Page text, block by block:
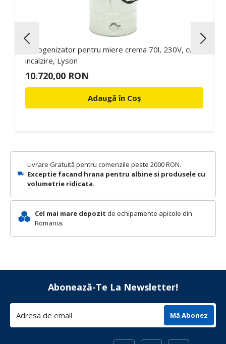
Livrare Gratuită pentru comenzile peste 2000 RON.
Exceptie facand hrana pentru albine si produsele cu
volumetrie ridicata.
Cel mai mare depozit de echipamente apicole din
Romania.
Omogenizator pentru miere crema 70l, 230V, cu
incalzire, Lyson
10.720,00 RON
Adaugă în Coș
Abonează-Te La Newsletter!
Mă Abonez